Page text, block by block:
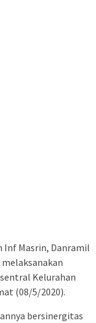
Inf Masrin, Danramil
Kelurahan
(08/5/2020).
bersinergitas